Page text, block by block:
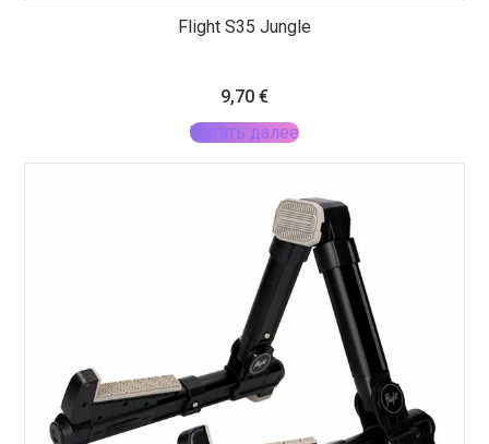
Flight S35 Jungle
9,70 €
Читать далее